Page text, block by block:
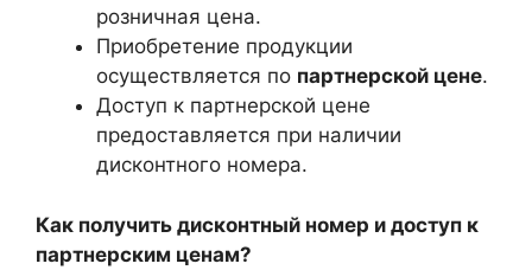
розничная цена.
Приобретение продукции
осуществляется по партнерской цене.
Доступ к партнерской цене
предоставляется при наличии
дисконтного номера.
Как получить дисконтный номер и доступ к
партнерским ценам?